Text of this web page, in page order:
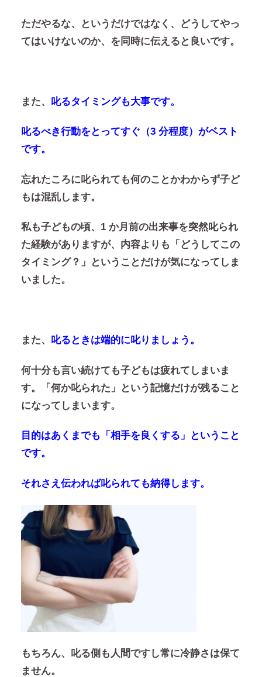
ただやるな、というだけではなく、どうしてやっ
てはいけないのか、を同時に伝えると良いです。
また、 叱るタイミングも大事です。
叱るべき行動をとってすぐ（3 分程度）がベスト
です。
忘れたころに叱られても何のことかわからず子ど
もは混乱します。
私も子どもの頃、1 か月前の出来事を突然叱られ
た経験がありますが、内容よりも「どうしてこの
タイミング？」ということだけが気になってしま
いました。
また、 叱るときは端的に叱りましょう。
何十分も言い続けても子どもは疲れてしまいま
す。「何か叱られた」という記憶だけが残ること
になってしまいます。
目的はあくまでも「相手を良くする」ということ
です。
それさえ伝われば叱られても納得します。
もちろん、叱る側も人間ですし常に冷静さは保て
ません。